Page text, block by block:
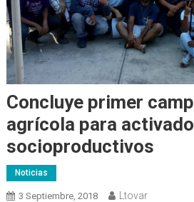
Concluye primer
agrícola para
socioproductivos
Noticias
3 Septiembre, 2018 Ltovar